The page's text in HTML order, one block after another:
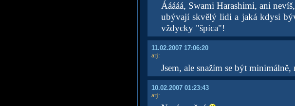
Ááááá, Swami Harashimi, ani
ubývají skvělý lidi a jaká kdysi
vždycky "špíca"!
11.02.2007 17:06:20
arj:
Jsem, ale snažím se být
10.02.2007 01:23:43
arj: